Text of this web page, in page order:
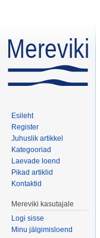
Esileht
Register
Juhuslik artikkel
Kategooriad
Laevade loend
Pikad artiklid
Kontaktid
Mereviki kasutajale
Logi sisse
Minu jälgimisloend